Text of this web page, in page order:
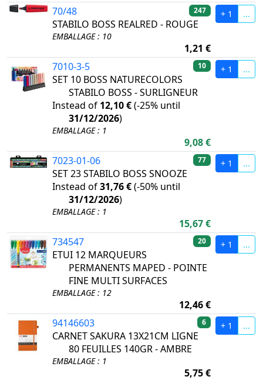
70/48
STABILO BOSS REALRED - ROUGE
EMBALLAGE : 10
247
1,21 €
+ 1 ...
7010-3-5
SET 10 BOSS NATURECOLORS
STABILO BOSS - SURLIGNEUR
Instead of 12,10 €(-25% until
31/12/2026)
EMBALLAGE : 1
10
9,08 €
+ 1 ...
7023-01-06
SET 23 STABILO BOSS SNOOZE
Instead of31,76 €(-50% until
31/12/2026)
EMBALLAGE : 1
77
15,67 €
+ 1 ...
734547
ETUI 12 MARQUEURS
PERMANENTS MAPED - POINTE
FINE MULTI SURFACES
EMBALLAGE : 12
20
12,46 €
+ 1 ...
94146603
CARNET SAKURA 13X21CM LIGNE
80 FEUILLES 140GR - AMBRE
EMBALLAGE : 1
6
5,75 €
+ 1 ...